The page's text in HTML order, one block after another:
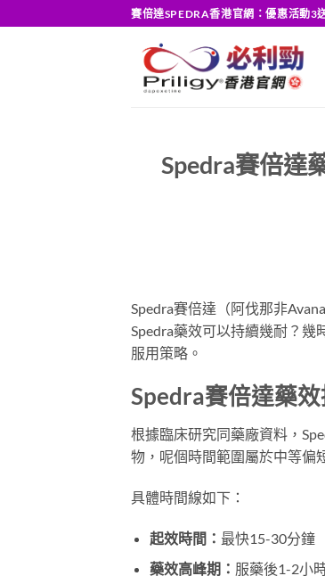
賽倍達SPEDRA香港官網：優惠活動3
Spedra賽倍達
Spedra賽倍達（阿伐那非
Spedra藥效可以持續幾耐？
服用策略。
Spedra賽倍達藥
根據臨床研究同藥廠資料，
物，呢個時間範圍屬於中等偏
具體時間線如下：
起效時間： 最快15-30分鐘
藥效高峰期： 服藥後1-2小